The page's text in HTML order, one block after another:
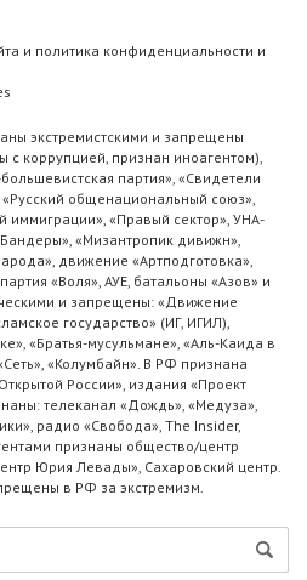
и политика конфиденциальности и
экстремистскими и запрещены
коррупцией, признан иноагентом),
партия», «Свидетели
общенациональный союз»,
иммиграции», «Правый сектор», УНА-
«Мизантропик дивижн»,
движение «Артподготовка»,
«Воля», АУЕ, батальоны «Азов» и
и запрещены: «Движение
государство» (ИГ, ИГИЛ),
«Братья-мусульмане», «Аль-Каида в
«Колумбайн». В РФ признана
России», издания «Проект
телеканал «Дождь», «Медуза»,
радио «Свобода», The Insider,
признаны общество/центр
Юрия Левады», Сахаровский центр.
в РФ за экстремизм.